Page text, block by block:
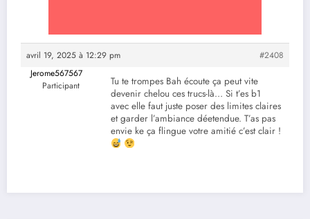
avril 19, 2025 à 12:29 pm
#2408
Jerome567567
Participant
Tu te trompes Bah écoute ça peut vite
devenir chelou ces trucs-là… Si t’es b1
avec elle faut juste poser des limites claires
et garder l’ambiance déetendue. T’as pas
envie ke ça flingue votre amitié c’est clair !